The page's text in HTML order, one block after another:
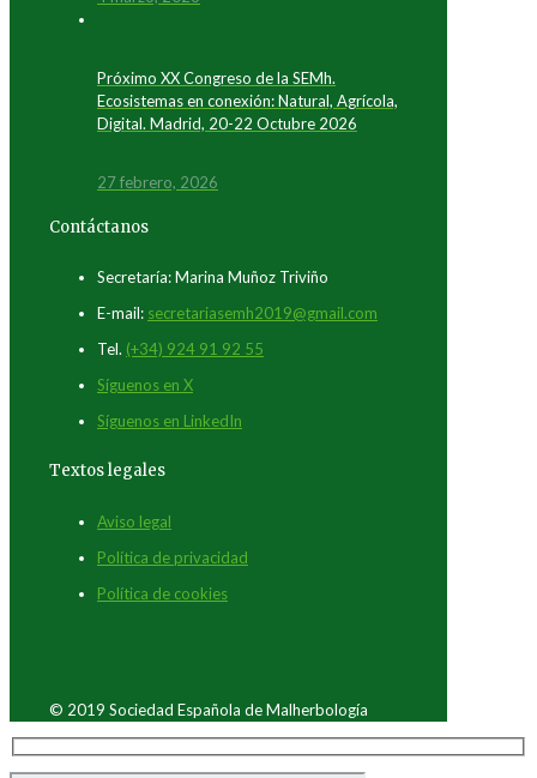
Próximo XX Congreso de la SEMh.
Ecosistemas en conexión: Natural, Agrícola,
Digital. Madrid, 20-22 Octubre 2026
27 febrero, 2026
Contáctanos
Secretaría: Marina Muñoz Triviño
E-mail: secretariasemh2019@gmail.com
Tel. (+34) 924 91 92 55
Síguenos en X
Síguenos en LinkedIn
Textos legales
Aviso legal
Política de privacidad
Política de cookies
© 2019 Sociedad Española de Malherbología